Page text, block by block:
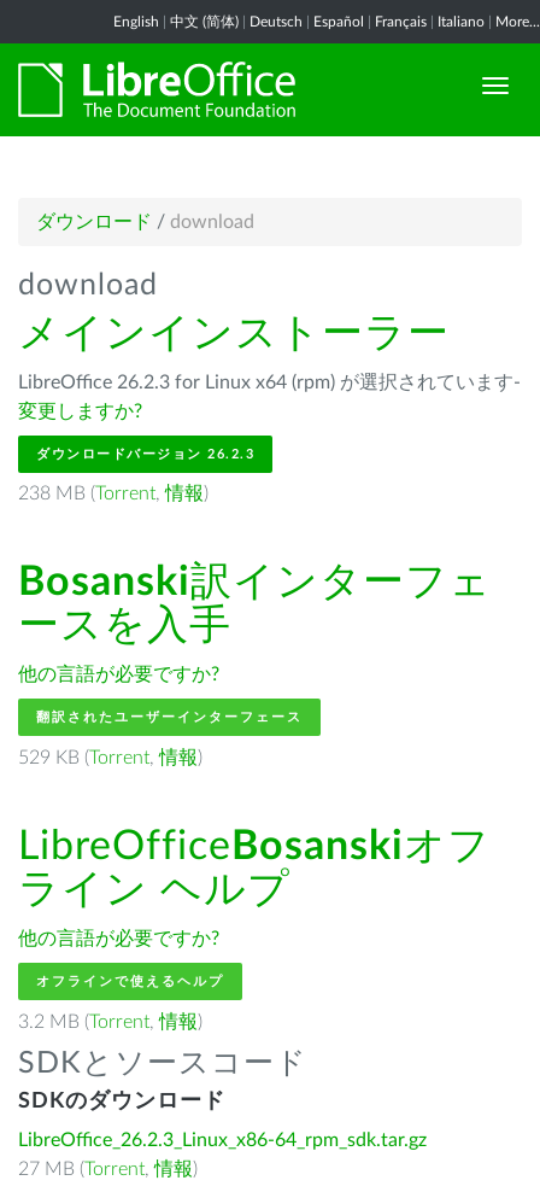
English 中文 (简体) Deutsch Español Français Italiano More...
ダウンロード / download
download
メインインストーラー
LibreOffice 26.2.3 for Linux x64 (rpm) が選択されています-
変更しますか?
ダウンロードバージョン 26.2.3
238 MB (Torrent,情報)
Bosanski訳インターフェ
ースを入手
他の言語が必要ですか?
翻訳されたユーザーインターフェース
529 KB (Torrent,情報)
LibreOffice Bosanskiオフ
ライン ヘルプ
他の言語が必要ですか?
オフラインで使えるヘルプ
3.2 MB (Torrent,情報)
SDKとソースコード
SDKのダウンロード
LibreOffice_26.2.3_Linux_x86-64_rpm_sdk.tar.gz
27 MB (Torrent,情報)